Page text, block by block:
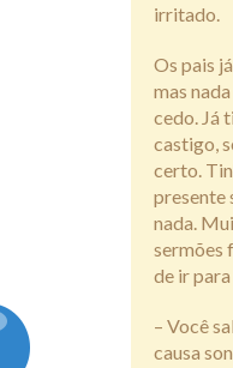
irritado.
Os pais
mas
cedo. Já
castigo,
certo.
presente
nada.
sermões
de ir
– Você
causa